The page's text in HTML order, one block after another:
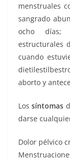
menstruales
sangrado
ocho días;
estructurales
cuando
aborto y
Lossíntomas
darse
Dolor pélvico